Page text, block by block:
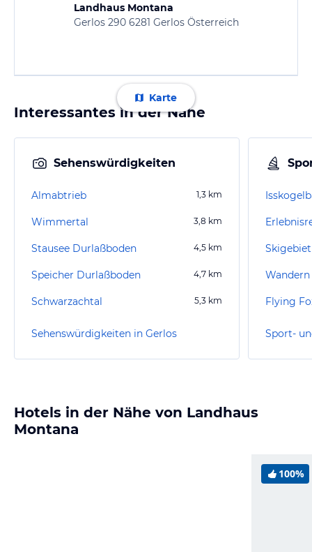
Landhaus Montana
Gerlos 290 6281 Gerlos Österreich
Karte
Interessantes in der Nähe
Sehenswürdigkeiten
Almabtrieb 1,3 km
Wimmertal 3,8 km
Stausee Durlaßboden 4,5 km
Speicher Durlaßboden 4,7 km
Schwarzachtal 5,3 km
Sehenswürdigkeiten in Gerlos
Wandern
Sport-
Hotels in der Nähe von Landhaus
Montana
100%